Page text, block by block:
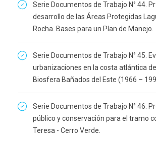
Serie Documentos de Trabajo N° 44.
desarrollo de las Áreas Protegidas
Rocha. Bases para un Plan de Manejo.
Serie Documentos de Trabajo N° 45.
urbanizaciones en la costa atlántica
Biosfera Bañados del Este (1966 –
Serie Documentos de Trabajo N° 46.
público y conservación para el tramo
Teresa - Cerro Verde.